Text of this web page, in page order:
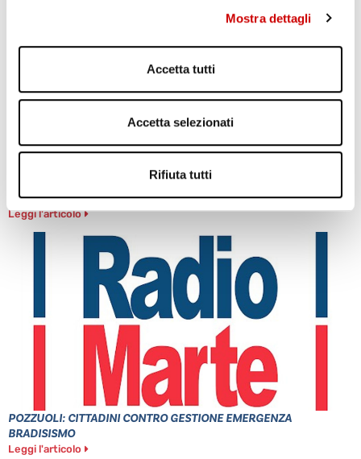
Mostra dettagli
Accetta tutti
Accetta selezionati
Rifiuta tutti
PONTICELLI: DODICENNE FERITO A COLTELLATE
Leggi l'articolo
POZZUOLI: CITTADINI CONTRO GESTIONE EMERGENZA
BRADISISMO
Leggi l'articolo